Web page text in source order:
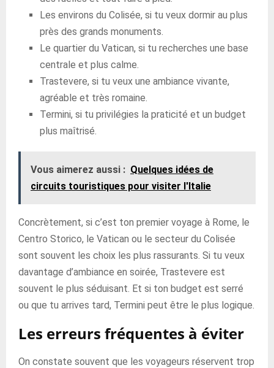
Les environs du Colisée, si tu veux dormir au plus
près des grands monuments.
Le quartier du Vatican, si tu recherches une base
centrale et plus calme.
Trastevere, si tu veux une ambiance vivante,
agréable et très romaine.
Termini, si tu privilégies la praticité et un budget
plus maîtrisé.
Vous aimerez aussi : Quelques idées de
circuits touristiques pour visiter l'Italie
Concrètement, si c’est ton premier voyage à Rome, le
Centro Storico, le Vatican ou le secteur du Colisée
sont souvent les choix les plus rassurants. Si tu veux
davantage d’ambiance en soirée, Trastevere est
souvent le plus séduisant. Et si ton budget est serré
ou que tu arrives tard, Termini peut être le plus logique.
Les erreurs fréquentes à éviter
On constate souvent que les voyageurs réservent trop